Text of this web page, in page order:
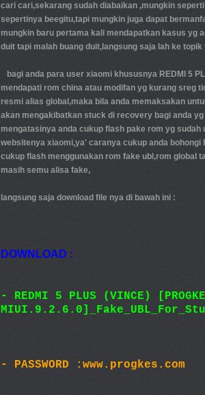
cari cari,sekarang sudah diabaikan ,mungkin
sepertinya beegitu,tapi mungkin juga dapat
mungkin baru pertama kali mendapatkan kasus yg
duit tapi malah buang duit,langsung saja lah ke topik
bagi anda para user xiaomi khususnya REDMI 5
mendapati rom china atau modifan yg kurang sreg
resmi alias global,maka bila anda memaksakan
akan mengakibatkan stuck di recovery bagi anda
mengatasinya anda cukup flash pake rom yg
websitenya xiaomi,ya' caranya cukup anda
cukup flash menggunakan rom fake ubl,rom global
masih semu alisa fake,
langsung saja download file nya di bawah ini :
DOWNLOAD :
-
REDMI 5 PLUS (VINCE)
- PASSWORD :www.progkes.com